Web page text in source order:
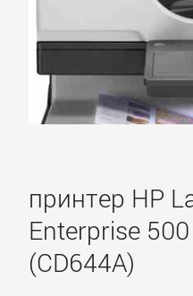
принтер HP
Enterprise
(CD644A)
Brother
Canon
Epson
HP